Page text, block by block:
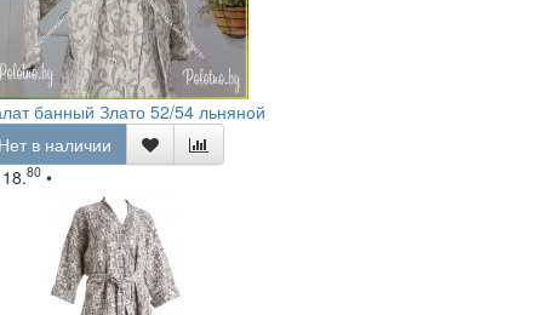
банный Злато 52/54 льняной
в наличии
80 •